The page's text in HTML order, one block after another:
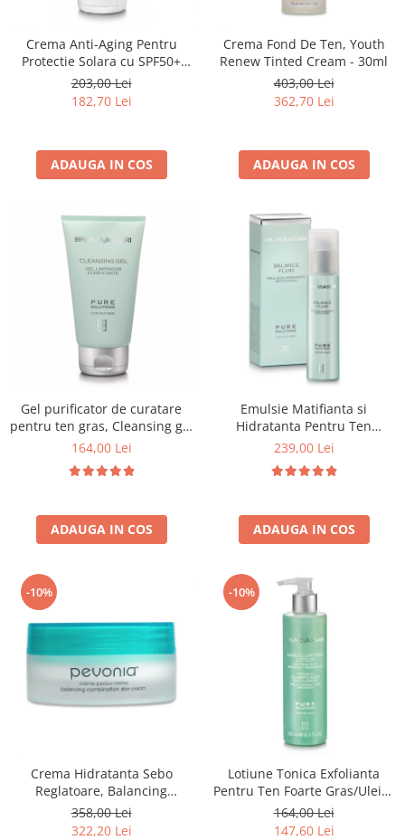
Fard de ochi
Primer gene
Gloss de buze
SPRANCENE
Gel pentru sprancene
ACCESORII
Palete Contouring
Pensule Profesionale
Aur Cosmetic
PALETE PROFESIONALE
Crema Anti-Aging Pentru
Protectie Solara cu SPF50+
50ml - Anti -Age Sun Cream
SPF50+ - Bruno Vassari
203,00 Lei
182,70 Lei
ADAUGA IN COS
Crema Fond De Ten, Youth
Renew Tinted Cream - 30ml
403,00 Lei
362,70 Lei
ADAUGA IN COS
Gel purificator de curatare
pentru ten gras, Cleansing gel
pure solution - 150ml
164,00 Lei
ADAUGA IN COS
Emulsie Matifianta si
Hidratanta Pentru Ten
Gras/Uleios 50ml - Balance
Vassari
239,00 Lei
ADAUGA IN COS
-10%
Crema Hidratanta Sebo
Reglatoare, Balancing
Combination Skin Cream -
50ml
358,00 Lei
322,20 Lei
-10%
Lotiune Tonica Exfolianta
Pentru Ten Foarte Gras/Uleios
250ml - Akno-Control Lotion
Pure Solution - Bruno Vassari
164,00 Lei
147,60 Lei